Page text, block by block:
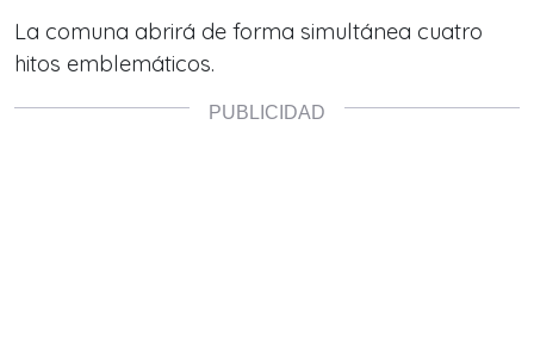
La comuna abrirá de forma simultánea cuatro
hitos emblemáticos.